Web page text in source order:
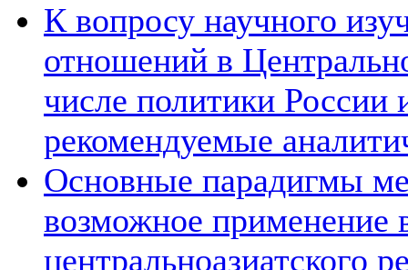
К вопросу научного
отношений в
числе политики России
рекомендуемые
Основные парадигмы
возможное применение
центральноазиатского